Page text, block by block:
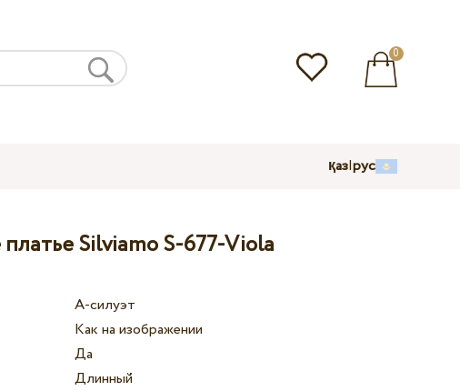
0
қаз|рус
Silviamo S-677-Viola
А-силуэт
Как на изображении
Да
Длинный